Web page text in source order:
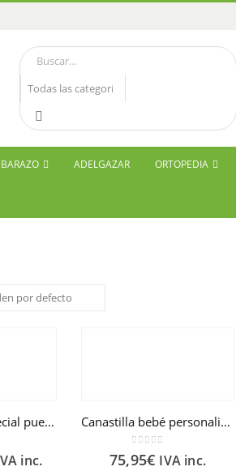
ADELGAZAR ORTOPEDIA
BETER Tijera especial puericultura
inc.
Canastilla bebé personalizada
0out of 5
75,95€ IVA inc.